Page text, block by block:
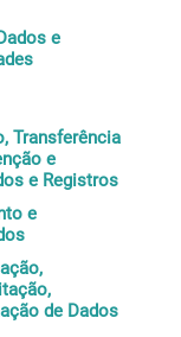
e
Transferência
e
e Registros
e
de Dados